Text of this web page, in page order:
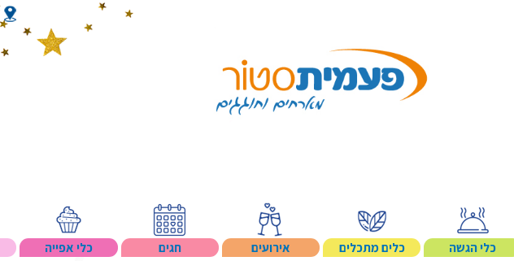
Search
כלי הגשה כלים מתכלים אירועים חגים כלי אפייה